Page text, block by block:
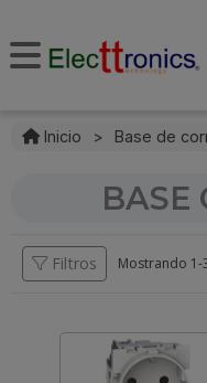
Inicio > Base de
BASE
Filtros Mostrando 1-